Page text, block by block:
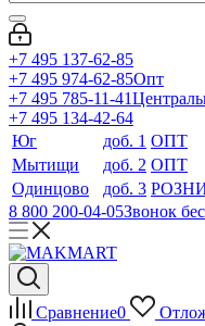
+7 495 137-62-85
+7 495 974-62-85Опт
+7 495 785-11-41
+7 495 134-42-64
Юг
доб. 1 ОПТ
Мытищи
доб. 2 ОПТ
Одинцово
доб. 3
8 800 200-04-05Звонок
Сравнение0